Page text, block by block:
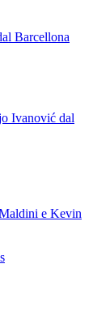
Barcellona
Ivanović dal
e Kevin